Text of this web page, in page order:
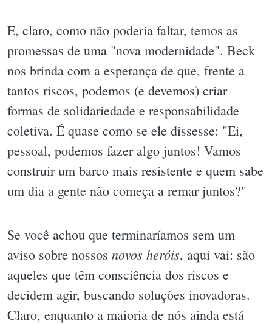
E, claro, como não poderia faltar, temos as
promessas de uma "nova modernidade". Beck
nos brinda com a esperança de que, frente a
tantos riscos, podemos (e devemos) criar
formas de solidariedade e responsabilidade
coletiva. É quase como se ele dissesse: "Ei,
pessoal, podemos fazer algo juntos! Vamos
construir um barco mais resistente e quem sabe
um dia a gente não começa a remar juntos?"
Se você achou que terminaríamos sem um
aviso sobre nossos novos heróis, aqui vai: são
aqueles que têm consciência dos riscos e
decidem agir, buscando soluções inovadoras.
Claro, enquanto a maioria de nós ainda está